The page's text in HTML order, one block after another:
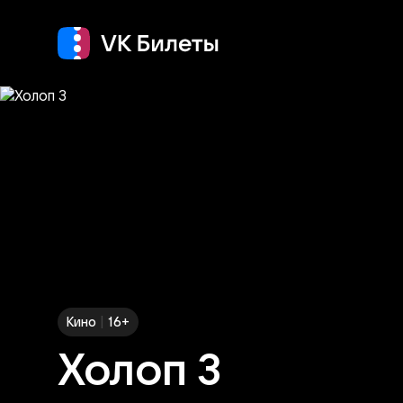
Кино | 16+
Холоп 3